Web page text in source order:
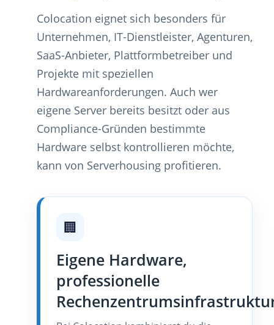
Colocation eignet sich besonders für
Unternehmen, IT-Dienstleister, Agenturen,
SaaS-Anbieter, Plattformbetreiber und
Projekte mit speziellen
Hardwareanforderungen. Auch wer
eigene Server bereits besitzt oder aus
Compliance-Gründen bestimmte
Hardware selbst kontrollieren möchte,
kann von Serverhousing profitieren.
🏢
Eigene Hardware,
professionelle